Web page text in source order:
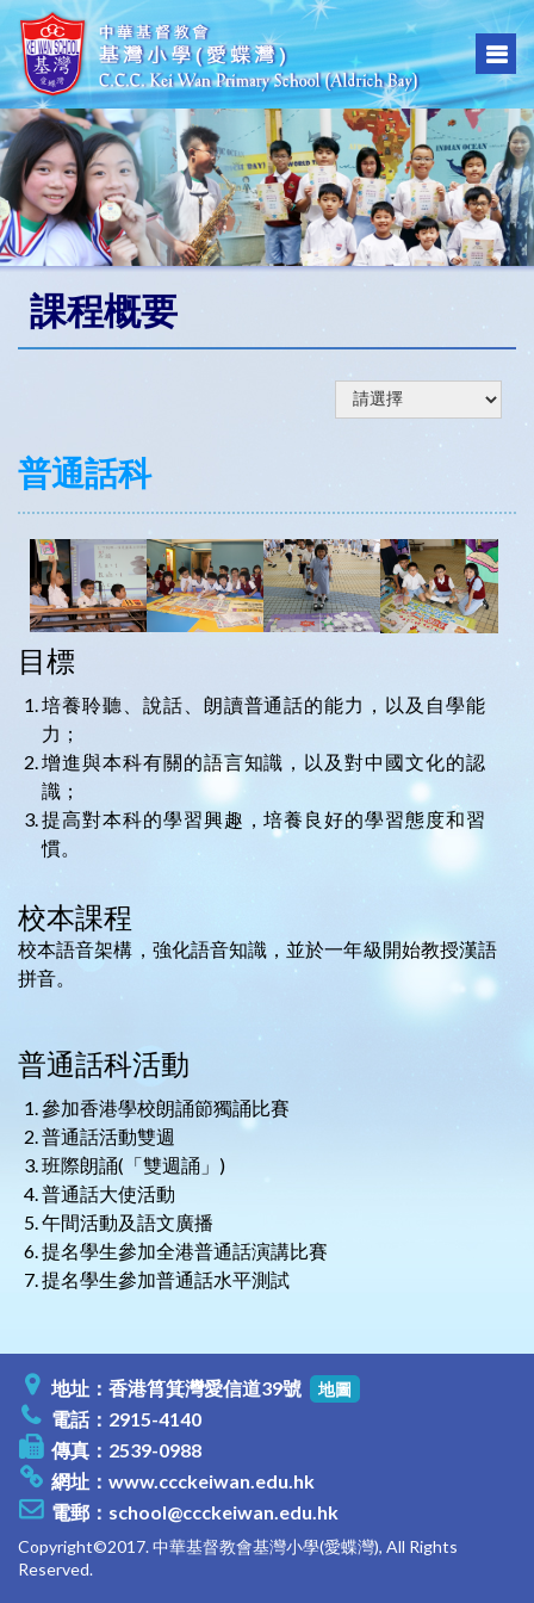
課程概要
普通話科
目標
培養聆聽、說話、朗讀普通話的能力，以及自學能
力；
增進與本科有關的語言知識，以及對中國文化的認
識；
提高對本科的學習興趣，培養良好的學習態度和習
慣。
校本課程
校本語音架構，強化語音知識，並於一年級開始教授漢語
拼音。
普通話科活動
參加香港學校朗誦節獨誦比賽
普通話活動雙週
班際朗誦(「雙週誦」)
普通話大使活動
午間活動及語文廣播
提名學生參加全港普通話演講比賽
提名學生參加普通話水平測試
地址：香港筲箕灣愛信道39號 地圖
電話：2915-4140
傳真：2539-0988
網址： www.ccckeiwan.edu.hk
電郵： school@ccckeiwan.edu.hk
Copyright©2017. 中華基督教會基灣小學(愛蝶灣), All Rights
Reserved.